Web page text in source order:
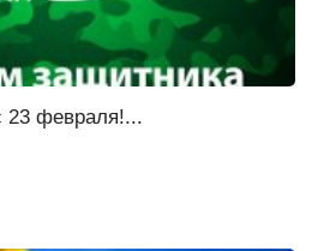
23 февраля!...